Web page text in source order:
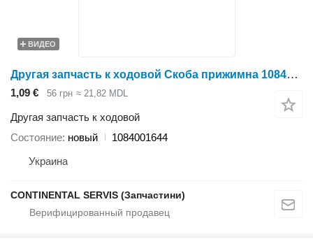
ВИДЕО
Другая запчасть к ходовой Скоба прижимна 1084001644 для жатки зерновой Holmer
1,09 € 56 грн ≈ 21,82 MDL
Другая запчасть к ходовой
Состояние новый
1084001644
Украина
CONTINENTAL SERVIS (Запчастини)